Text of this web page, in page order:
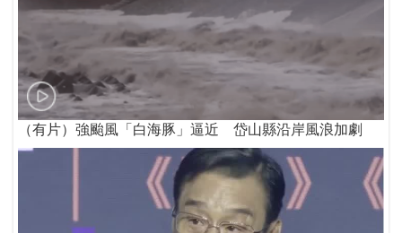
（有片）強颱風「白海豚」逼近 岱山縣沿岸風浪加劇